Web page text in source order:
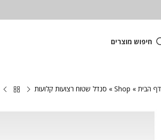
חיפוש מוצרים
דף הבית »
Shop
» סנדל שטוח רצועות קלועות